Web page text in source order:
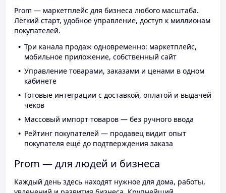
Prom — маркетплейс для бизнеса любого масштаба.
Лёгкий старт, удобное управление, доступ к миллионам
покупателей.
Три канала продаж одновременно: маркетплейс,
мобильное приложение, собственный сайт
Управление товарами, заказами и ценами в одном
кабинете
Готовые интеграции с доставкой, оплатой и выдачей
чеков
Массовый импорт товаров — без ручного ввода
Рейтинг покупателей — продавец видит опыт
покупателя ещё до подтверждения заказа
Prom — для людей и бизнеса
Каждый день здесь находят нужное для дома, работы,